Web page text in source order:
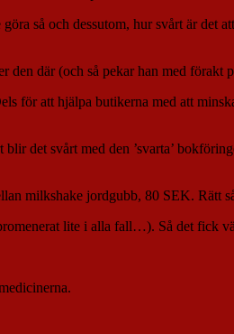
så och dessutom, hur svårt är det
där (och så pekar han med förakt
för att hjälpa butikerna med att
det svårt med den ’svarta’
milkshake jordgubb, 80 SEK. Rätt
lite i alla fall…). Så det fick